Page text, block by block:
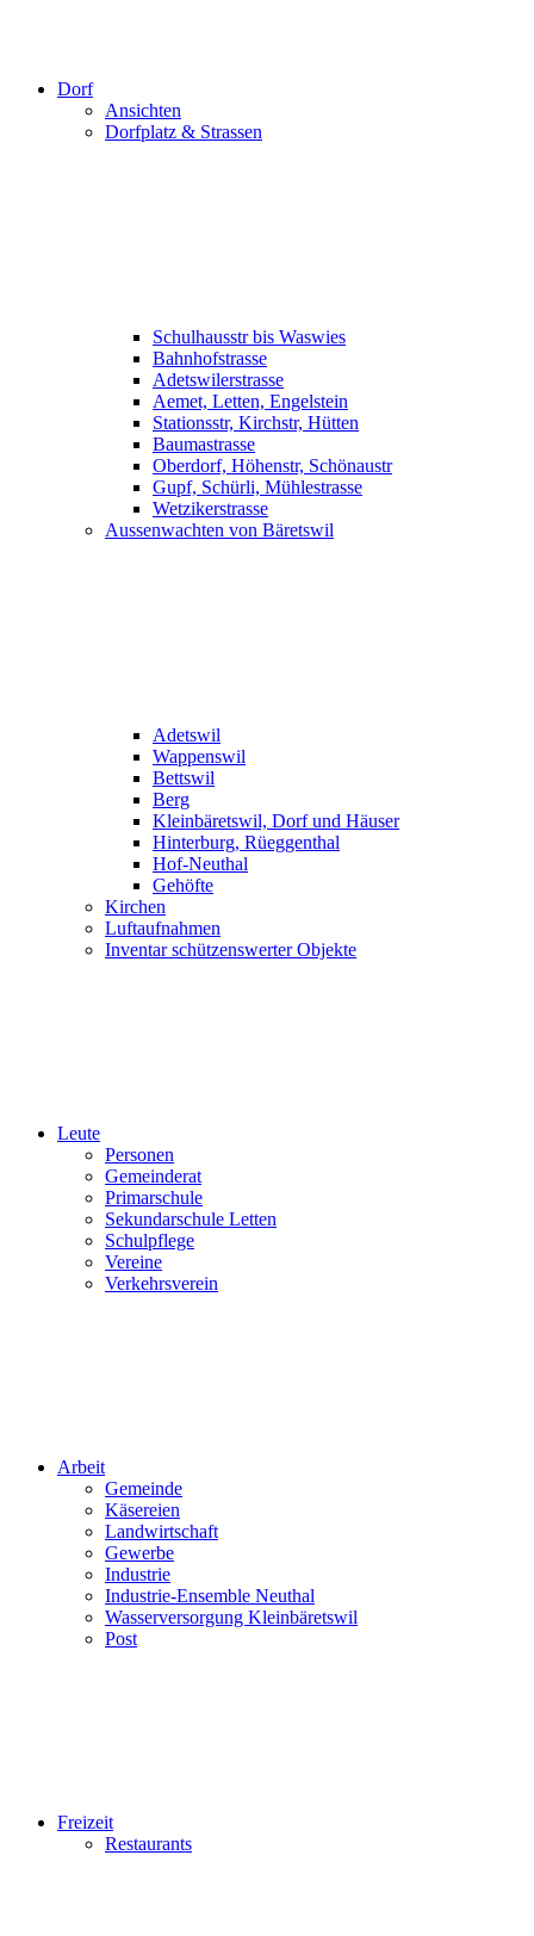
Dorf
Ansichten
Dorfplatz & Strassen
Schulhausstr bis Waswies
Bahnhofstrasse
Adetswilerstrasse
Aemet, Letten, Engelstein
Stationsstr, Kirchstr, Hütten
Baumastrasse
Oberdorf, Höhenstr, Schönaustr
Gupf, Schürli, Mühlestrasse
Wetzikerstrasse
Aussenwachten von Bäretswil
Adetswil
Wappenswil
Bettswil
Berg
Kleinbäretswil, Dorf und Häuser
Hinterburg, Rüeggenthal
Hof-Neuthal
Gehöfte
Kirchen
Luftaufnahmen
Inventar schützenswerter Objekte
Leute
Personen
Gemeinderat
Primarschule
Sekundarschule Letten
Schulpflege
Vereine
Verkehrsverein
Arbeit
Gemeinde
Käsereien
Landwirtschaft
Gewerbe
Industrie
Industrie-Ensemble Neuthal
Wasserversorgung Kleinbäretswil
Post
Freizeit
Restaurants